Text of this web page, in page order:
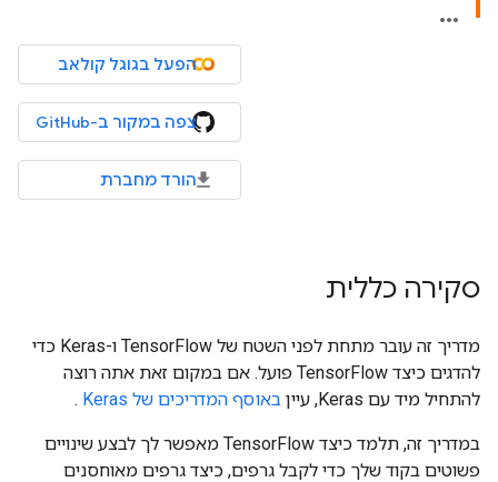
הפעל בגוגל קולאב
צפה במקור ב-GitHub
הורד מחברת
סקירה כללית
מדריך זה עובר מתחת לפני השטח של TensorFlow ו-Keras כדי
להדגים כיצד TensorFlow פועל. אם במקום זאת אתה רוצה
להתחיל מיד עם Keras, עיין
באוסף המדריכים של Keras .
במדריך זה, תלמד כיצד TensorFlow מאפשר לך לבצע שינויים
פשוטים בקוד שלך כדי לקבל גרפים, כיצד גרפים מאוחסנים